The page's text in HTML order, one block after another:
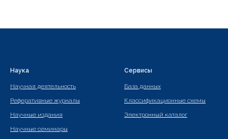
Наука
Научная деятельность
Реферативные журналы
Научные издания
Научные семинары
Сервисы
База данных
Классификационные схемы
Электронный каталог